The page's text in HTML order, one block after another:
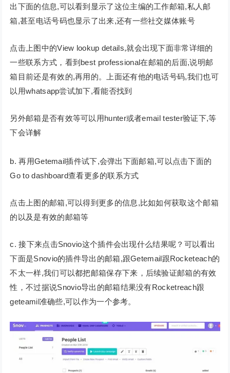
出下面的信息,可以看到显示了这位主编的工作邮箱,私人邮
箱,甚至电话号码也显示了出来,还有一些社交媒体账号
点击上图中的View lookup details,就会出现下面非常详细的
一些联系方式，看到best professional在邮箱的后面,说明邮
箱目前还是有效的,再用的。上面还有他的电话号码,我们也可
以用whatsapp尝试加下,看能否找到
另外邮箱是否有效等可以用hunter或者email tester验证下,等
下会详解
b. 再用Getemail插件试下,会弹出下面邮箱,可以点击下面的
Go to dashboard查看更多的联系方式
点击上图的邮箱,可以得到更多的信息,比如如何获取这个邮箱
的以及是有效的邮箱等
c. 接下来点击Snovio这个插件会出现什么结果呢？可以看出
下面是Snovio的插件导出的邮箱,跟Getemail跟Rocketeach的
不太一样,我们可以都把邮箱保存下来，后续验证邮箱的有效
性，不过据说Snovio导出的邮箱结果没有Rocketreach跟
geteamil准确些,可以作为一个参考。